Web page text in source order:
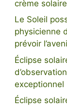
crème
Le Soleil
physicienne
prévoir
Éclipse
exceptionnel
Éclipse